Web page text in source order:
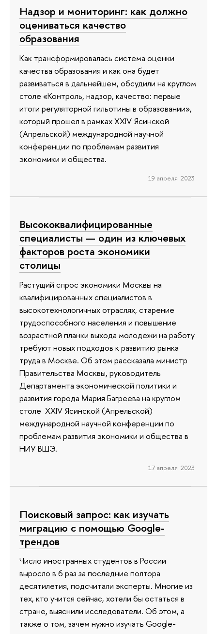
Надзор и мониторинг: как должно
оцениваться качество
образования
Как трансформировалась система оценки
качества образования и как она будет
развиваться в дальнейшем, обсудили на круглом
столе «Контроль, надзор, качество: первые
итоги регуляторной гильотины в образовании»,
который прошел в рамках XXIV Ясинской
(Апрельской) международной научной
конференции по проблемам развития
экономики и общества.
19 апреля 2023
Высококвалифицированные
специалисты — один из ключевых
факторов роста экономики
столицы
Растущий спрос экономики Москвы на
квалифицированных специалистов в
высокотехнологичных отраслях, старение
трудоспособного населения и повышение
возрастной планки выхода молодежи на работу
требуют новых подходов к развитию рынка
труда в Москве. Об этом рассказала министр
Правительства Москвы, руководитель
Департамента экономической политики и
развития города Мария Багреева на круглом
столе XXIV Ясинской (Апрельской)
международной научной конференции по
проблемам развития экономики и общества в
НИУ ВШЭ.
17 апреля 2023
Поисковый запрос: как изучать
миграцию с помощью Google-
трендов
Число иностранных студентов в России
выросло в 6 раз за последние полтора
десятилетия, подсчитали эксперты. Многие из
тех, кто учится сейчас, хотели бы остаться в
стране, выяснили исследователи. Об этом, а
также о том, зачем нужно изучать Google-